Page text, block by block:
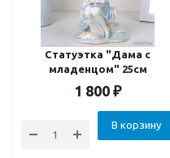
Статуэтка "Дама с
младенцом" 25см
1 800 ₽
В корзину